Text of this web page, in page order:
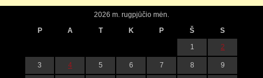
2026 m. rugpjūčio mėn.
P
A T K P Š S
1 2
3 4 5 6 7 8 9